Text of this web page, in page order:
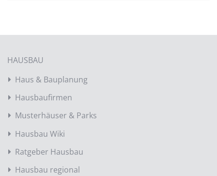
HAUSBAU
Haus & Bauplanung
Hausbaufirmen
Musterhäuser & Parks
Hausbau Wiki
Ratgeber Hausbau
Hausbau regional